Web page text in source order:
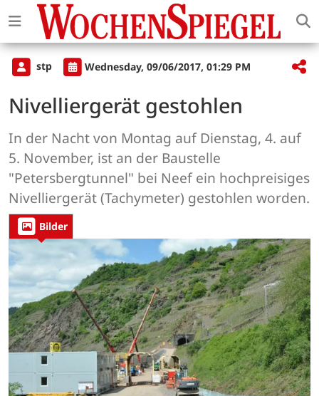
stp Wednesday, 09/06/2017, 01:29 PM
Nivelliergerät gestohlen
In der Nacht von Montag auf Dienstag, 4. auf
5. November, ist an der Baustelle
"Petersbergtunnel" bei Neef ein hochpreisiges
Nivelliergerät (Tachymeter) gestohlen worden.
Bilder